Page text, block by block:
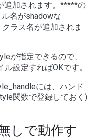
追加されます。*****の
名がshadowな
クラス名が追加されま
が指定できるので、
設定すればOKです。
には、ハンド
関数で登録しておく)
しで動作す